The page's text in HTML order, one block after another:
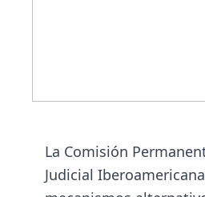
La Comisión
Judicial